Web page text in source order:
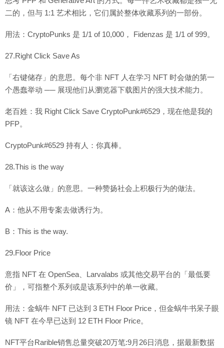
二的，但与 1:1 艺术相比，它们属於整体收藏系列的一部份。
用法：CryptoPunks 是 1/1 of 10,000， Fidenzas 是 1/1 of 999。
27.Right Click Save As
「右键储存」的意思。每个非 NFT 人在学习 NFT 时会做的第一
个愚蠢举动 ── 展现他们从瀏览器下载图片的强大技术能力。
老百姓：我 Right Click Save CryptoPunk#6529，现在他是我的
PFP。
CryptoPunk#6529 持有人：你真棒。
28.This is the way
「就该这么做」的意思。一种赞扬社会上积极行为的做法。
A：他从不用专案去做诱行为。
B：This is the way.
29.Floor Price
意指 NFT 在 OpenSea、Larvalabs 或其他交易平台的「最低要
价」，可指整个系列或是该系列中的单一收藏。
用法：金蜗牛 NFT 已达到 3 ETH Floor Price，但金蜗牛书呆子眼
镜 NFT 在今早已达到 12 ETH Floor Price。
NFT平台Rarible销售总量突破20万笔:9月26日消息，据最新数据